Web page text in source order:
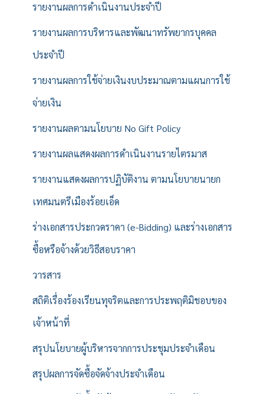
รายงานผลการดำเนินงานประจำปี
รายงานผลการบริหารและพัฒนาทรัพยากรบุคคล
ประจำปี
รายงานผลการใช้จ่ายเงินงบประมาณตามแผนการใช้
จ่ายเงิน
รายงานผลตามนโยบาย No Gift Policy
รายงานผลแสดงผลการดำเนินงานรายไตรมาส
รายงานแสดงผลการปฏิบัติงาน ตามนโยบายนายก
เทศมนตรีเมืองร้อยเอ็ด
ร่างเอกสารประกวดราคา (e-Bidding) และร่างเอกสาร
ซื้อหรือจ้างด้วยวิธีสอบราคา
วารสาร
สถิติเรื่องร้องเรียนทุจริตและการประพฤติมิชอบของ
เจ้าหน้าที่
สรุปนโยบายผู้บริหารจากการประชุมประจำเดือน
สรุปผลการจัดซื้อจัดจ้างประจำเดือน